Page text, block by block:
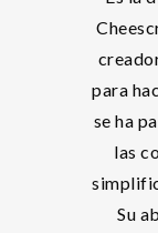
para
se ha
las
Su